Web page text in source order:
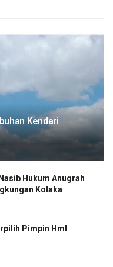
Kendari
Hukum Anugrah
Kolaka
Pimpin HmI